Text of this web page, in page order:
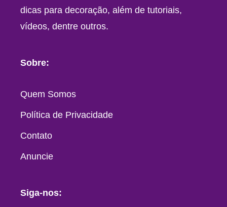
dicas para decoração, além de tutoriais,
vídeos, dentre outros.
Sobre:
Quem Somos
Política de Privacidade
Contato
Anuncie
Siga-nos: